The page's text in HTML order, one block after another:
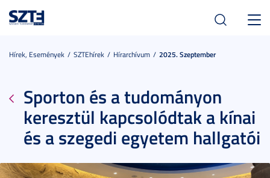
Hírek, Események SZTEhírek Hírarchívum 2025. Szeptember
Sporton és a tudományon
keresztül kapcsolódtak a kínai
és a szegedi egyetem hallgatói